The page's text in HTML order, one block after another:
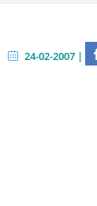
24-02-2007 |